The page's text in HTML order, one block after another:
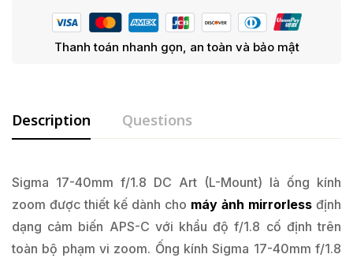
Thanh toán nhanh gọn, an toàn và bảo mật
Description Questions
Sigma 17-40mm f/1.8 DC Art (L-Mount) là ống kính
zoom được thiết kế dành cho máy ảnh mirrorless định
dạng cảm biến APS-C với khẩu độ f/1.8 cố định trên
toàn bộ phạm vi zoom. Ống kính Sigma 17-40mm f/1.8